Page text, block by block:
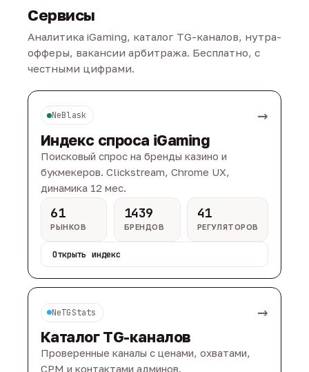
Сервисы
Аналитика iGaming, каталог TG-каналов, нутра-
офферы, вакансии арбитража. Бесплатно, с
честными цифрами.
NeBlask →
Индекс спроса iGaming
Поисковый спрос на бренды казино и
букмекеров. Clickstream, Chrome UX,
динамика 12 мес.
61
РЫНКОВ
1439
БРЕНДОВ
41
РЕГУЛЯТОРОВ
Открыть индекс
NeTGStats →
Каталог TG-каналов
Проверенные каналы с ценами, охватами,
CPM и контактами админов.